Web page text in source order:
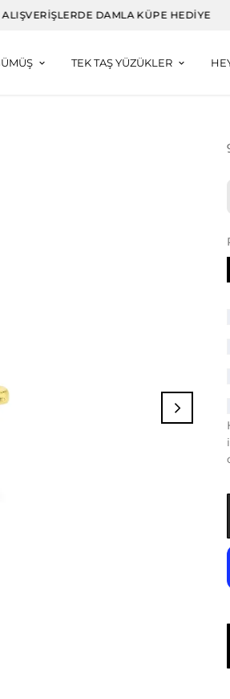
DAMLA KÜPE HEDIYE
TEK TAŞ YÜZÜKLER